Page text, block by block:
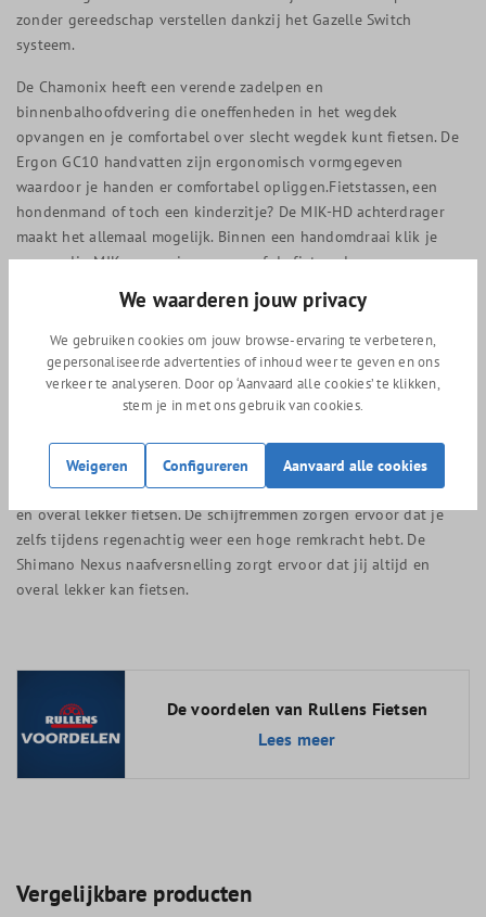
zonder gereedschap verstellen dankzij het Gazelle Switch
systeem.
De Chamonix heeft een verende zadelpen en
binnenbalhoofdvering die oneffenheden in het wegdek
opvangen en je comfortabel over slecht wegdek kunt fietsen. De
Ergon GC10 handvatten zijn ergonomisch vormgegeven
waardoor je handen er comfortabel opliggen.Fietstassen, een
hondenmand of toch een kinderzitje? De MIK-HD achterdrager
maakt het allemaal mogelijk. Binnen een handomdraai klik je
eenvoudig MIK-accessoires op- en af de fietsendrager.
Uniek op de nieuwste modellen zijn de hydraulische
weersomstandigheden hoge remkracht. Over de verlichting hoeft
ook niet nagedacht te worden. Deze werkt namelijk op
Lekker fietsen in elk weer
Dankzij de nieuwste generatie Gazelle Chamonix C8 kan je altijd
en overal lekker fietsen. De schijfremmen zorgen ervoor dat je
zelfs tijdens regenachtig weer een hoge remkracht hebt. De
Shimano Nexus naafversnelling zorgt ervoor dat jij altijd en
overal lekker kan fietsen.
De voordelen van Rullens Fietsen
Lees meer
Vergelijkbare producten
We waarderen jouw privacy
We gebruiken cookies om jouw browse-ervaring te verbeteren,
gepersonaliseerde advertenties of inhoud weer te geven en ons
verkeer te analyseren. Door op ‘Aanvaard alle cookies’ te klikken,
stem je in met ons gebruik van cookies.
Weigeren Configureren Aanvaard alle cookies